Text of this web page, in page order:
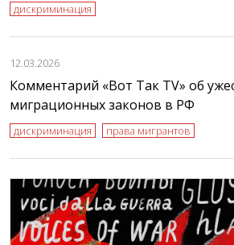
дискриминация
12.03.2026
Комментарий «Вот Так TV» об
миграционных законов в РФ
дискриминация права мигрантов